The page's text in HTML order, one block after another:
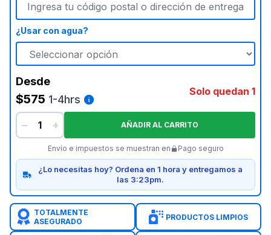
¿Usar con agua?
Desde
$575 1-4hrs
Solo quedan 1
− + AÑADIR AL CARRITO
Envío e impuestos se muestran en Pago seguro
¿Lo necesitas hoy? Ordena en 1 hora y entregamos a
las 3:23pm.
TOTALMENTE
ASEGURADO
PRODUCTOS LIMPIOS